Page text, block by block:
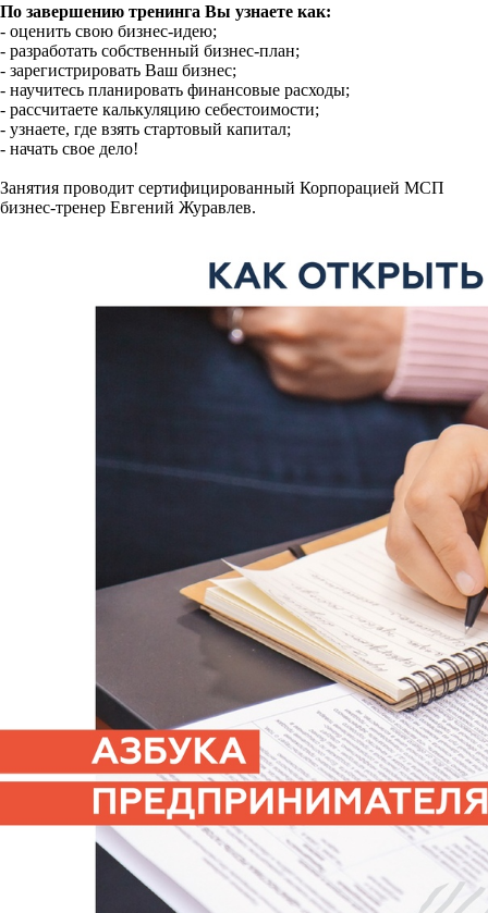
По завершению тренинга Вы узнаете как:
- оценить свою бизнес-идею;
- разработать собственный бизнес-план;
- зарегистрировать Ваш бизнес;
- научитесь планировать финансовые расходы;
- рассчитаете калькуляцию себестоимости;
- узнаете, где взять стартовый капитал;
- начать свое дело!
Занятия проводит сертифицированный Корпорацией МСП
бизнес-тренер Евгений Журавлев.